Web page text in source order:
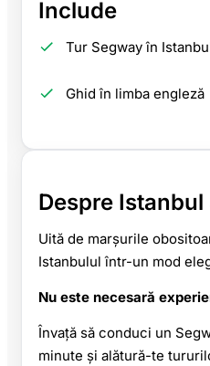
Include
Tur Segway în
Ghid în limba engleză
Despre
Uită de marșurile
Istanbulul într-un mod
Nu este necesară
Învață să conduci un
minute și alătură-te